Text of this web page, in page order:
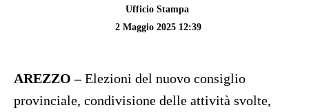
Ufficio Stampa
2 Maggio 2025 12:39
AREZZO –Elezioni del nuovo consiglio
provinciale, condivisione delle attività svolte,